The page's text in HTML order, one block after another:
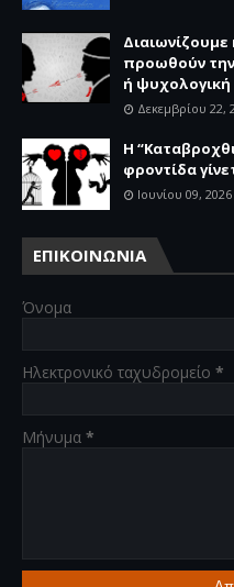
προωθούν την
ή ψυχολογική
Δεκεμβρίου 22,
Η
φροντίδα
Ιουνίου 09, 2026
ΕΠΙΚΟΙΝΩΝΙΑ
Όνομα
Ηλεκτρονικό ταχυδρομείο *
Μήνυμα *